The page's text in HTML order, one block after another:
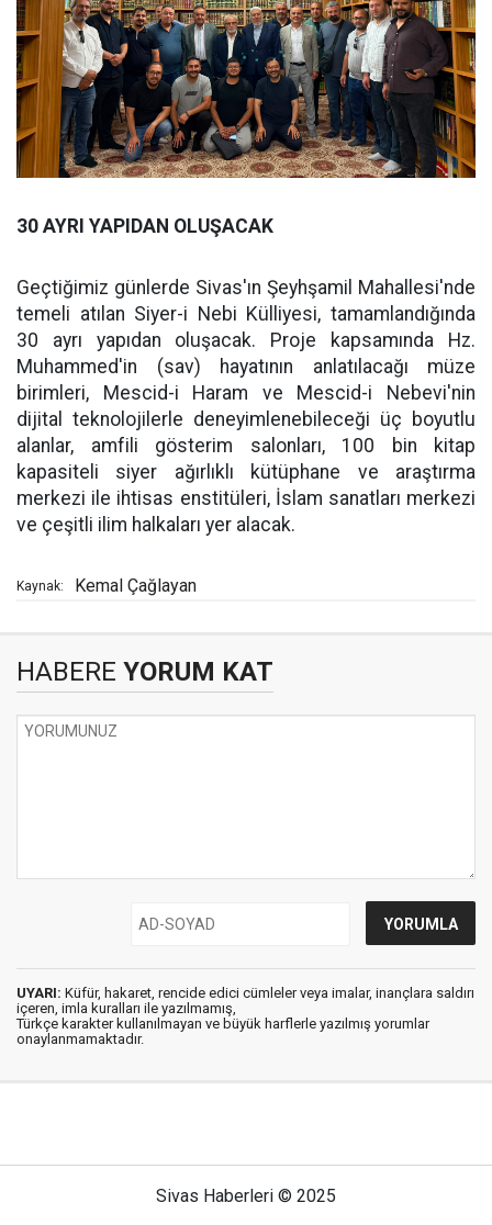
30 AYRI YAPIDAN OLUŞACAK
Geçtiğimiz günlerde Sivas'ın Şeyhşamil Mahallesi'nde
temeli atılan Siyer-i Nebi Külliyesi, tamamlandığında
30 ayrı yapıdan oluşacak. Proje kapsamında Hz.
Muhammed'in (sav) hayatının anlatılacağı müze
birimleri, Mescid-i Haram ve Mescid-i Nebevi'nin
dijital teknolojilerle deneyimlenebileceği üç boyutlu
alanlar, amfili gösterim salonları, 100 bin kitap
kapasiteli siyer ağırlıklı kütüphane ve araştırma
merkezi ile ihtisas enstitüleri, İslam sanatları merkezi
ve çeşitli ilim halkaları yer alacak.
Kaynak: Kemal Çağlayan
HABERE YORUM KAT
UYARI: Küfür, hakaret, rencide edici cümleler veya imalar, inançlara saldırı
içeren, imla kuralları ile yazılmamış,
Türkçe karakter kullanılmayan ve büyük harflerle yazılmış yorumlar
onaylanmamaktadır.
Sivas Haberleri © 2025